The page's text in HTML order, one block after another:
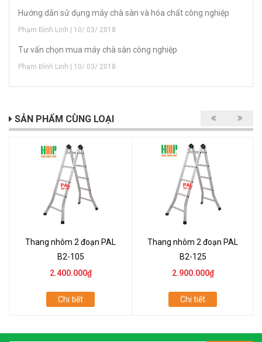
Hướng dẫn sử dụng máy chà sàn và hóa chất công nghiệp
Phạm Đình Linh | 10/ 03/ 2018
Tư vấn chọn mua máy chà sàn công nghiệp
Phạm Đình Linh | 10/ 03/ 2018
SẢN PHẨM CÙNG LOẠI
Thang nhôm 2 đoạn PAL
B2-105
2.400.000₫
Chi tiết
Thang nhôm 2 đoạn PAL
B2-125
2.900.000₫
Chi tiết